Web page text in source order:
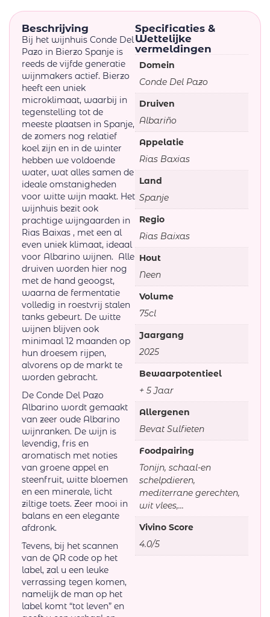
Beschrijving
Bij het wijnhuis Conde Del
Pazo in Bierzo Spanje is
reeds de vijfde generatie
wijnmakers actief. Bierzo
heeft een uniek
microklimaat, waarbij in
tegenstelling tot de
meeste plaatsen in Spanje,
de zomers nog relatief
koel zijn en in de winter
hebben we voldoende
water, wat alles samen de
ideale omstanigheden
voor witte wijn maakt. Het
wijnhuis bezit ook
prachtige wijngaarden in
Rias Baixas , met een al
even uniek klimaat, ideaal
voor Albarino wijnen. Alle
druiven worden hier nog
met de hand geoogst,
waarna de fermentatie
volledig in roestvrij stalen
tanks gebeurt. De witte
wijnen blijven ook
minimaal 12 maanden op
hun droesem rijpen,
alvorens op de markt te
worden gebracht.
De Conde Del Pazo
Albarino wordt gemaakt
van zeer oude Albarino
wijnranken. De wijn is
levendig, fris en
aromatisch met noties
van groene appel en
steenfruit, witte bloemen
en een minerale, licht
ziltige toets. Zeer mooi in
balans en een elegante
afdronk.
Tevens, bij het scannen
van de QR code op het
label, zal u een leuke
verrassing tegen komen,
namelijk de man op het
label komt “tot leven” en
Specificaties &
Wettelijke
vermeldingen
Domein
Conde Del Pazo
Druiven
Albariño
Appelatie
Rias Baxias
Land
Spanje
Regio
Rias Baixas
Hout
Neen
Volume
75cl
Jaargang
2025
Bewaarpotentieel
+ 5 Jaar
Allergenen
Bevat Sulfieten
Foodpairing
Tonijn, schaal-en
schelpdieren,
mediterrane gerechten,
wit vlees,...
Vivino Score
4.0/5